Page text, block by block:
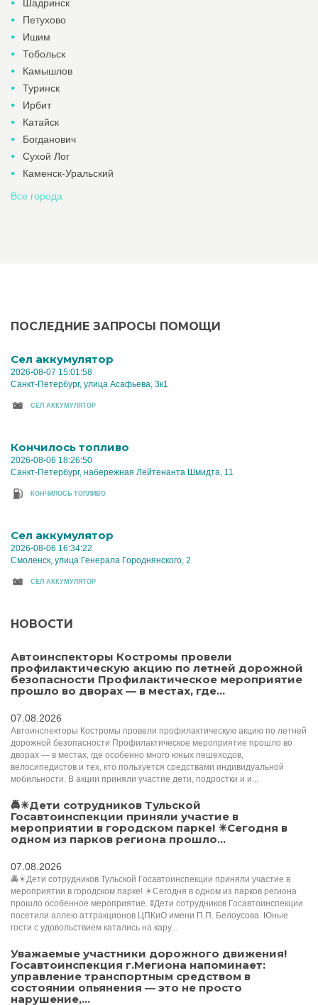
Шадринск
Петухово
Ишим
Тобольск
Камышлов
Туринск
Ирбит
Катайск
Богданович
Сухой Лог
Каменск-Уральский
Все города
ПОСЛЕДНИЕ ЗАПРОСЫ ПОМОЩИ
Cел аккумулятор
2026-08-07 15:01:58
Санкт-Петербург, улица Асафьева, 3к1
CЕЛ АККУМУЛЯТОР
Кончилось топливо
2026-08-06 18:26:50
Санкт-Петербург, набережная Лейтенанта Шмидта, 11
КОНЧИЛОСЬ ТОПЛИВО
Cел аккумулятор
2026-08-06 16:34:22
Смоленск, улица Генерала Городнянского, 2
CЕЛ АККУМУЛЯТОР
НОВОСТИ
Автоинспекторы Костромы провели
профилактическую акцию по летней дорожной
безопасности Профилактическое мероприятие
прошло во дворах — в местах, где...
07.08.2026
Автоинспекторы Костромы провели профилактическую акцию по летней
дорожной безопасности Профилактическое мероприятие прошло во
дворах — в местах, где особенно много юных пешеходов,
велосипедистов и тех, кто пользуется средствами индивидуальной
мобильности. В акции приняли участие дети, подростки и и...
🚔☀Дети сотрудников Тульской
Госавтоинспекции приняли участие в
мероприятии в городском парке! ☀Сегодня в
одном из парков региона прошло...
07.08.2026
🚔☀Дети сотрудников Тульской Госавтоинспекции приняли участие в
мероприятии в городском парке! ☀Сегодня в одном из парков региона
прошло особенное мероприятие. 🚦Дети сотрудников Госавтоинспекции
посетили аллею аттракционов ЦПКиО имени П.П. Белоусова. Юные
гости с удовольствием катались на кару...
Уважаемые участники дорожного движения!
Госавтоинспекция г.Мегиона напоминает:
управление транспортным средством в
состоянии опьянения — это не просто
нарушение,...